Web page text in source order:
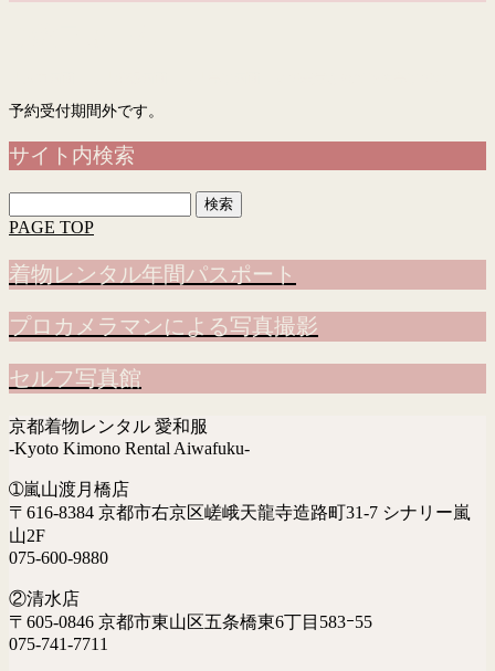
予約受付期間外です。
サイト内検索
索:
PAGE TOP
着物レンタル年間パスポート
プロカメラマンによる写真撮影
セルフ写真館
京都着物レンタル 愛和服
-Kyoto Kimono Rental Aiwafuku-
➀嵐山渡月橋店
〒616-8384 京都市右京区嵯峨天龍寺造路町31-7 シナリー嵐
山2F
075-600-9880
②清水店
〒605-0846 京都市東山区五条橋東6丁目583ｰ55
075-741-7711